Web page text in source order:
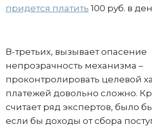
придется платить 100 руб. в
В-третьих, вызывает опасение
непрозрачность механизма –
проконтролировать целевой
платежей довольно сложно.
считает ряд экспертов, было
если бы доходы от сбора